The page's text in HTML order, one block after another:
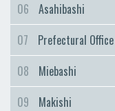
06
Asahibashi
07
Prefectural Office
08
Miebashi
09
Makishi